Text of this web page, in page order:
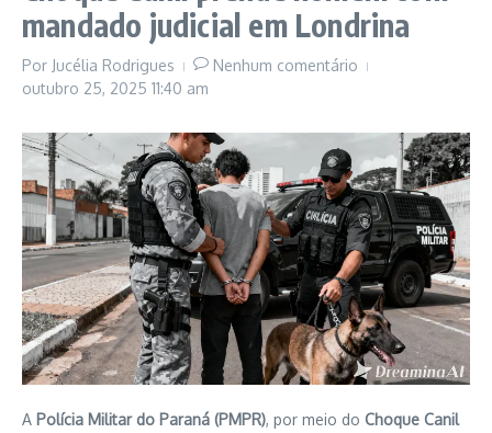
mandado judicial em Londrina
Por Jucélia Rodrigues
Nenhum comentário
outubro 25, 2025 11:40 am
A Polícia Militar do Paraná (PMPR), por meio do Choque Canil